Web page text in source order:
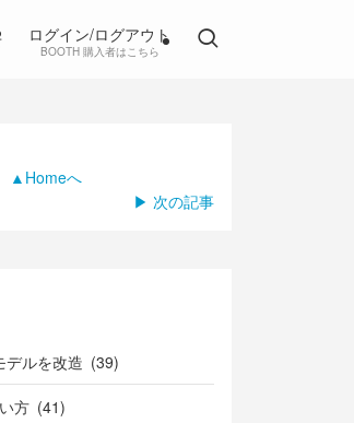
ログイン/ログアウト
BOOTH 購入者はこちら
▲Homeへ
▶ 次の記事
デルを改造 (39)
方 (41)